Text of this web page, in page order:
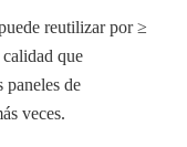
reutilizar por ≥
que
paneles de
veces.